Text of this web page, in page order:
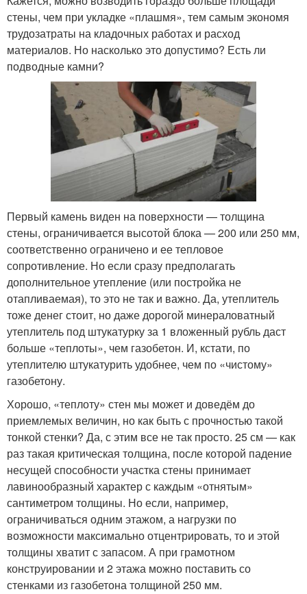
стены, чем при укладке «плашмя», тем самым экономя
трудозатраты на кладочных работах и расход
материалов. Но насколько это допустимо? Есть ли
подводные камни?
Первый камень виден на поверхности — толщина
стены, ограничивается высотой блока — 200 или 250 мм,
соответственно ограничено и ее тепловое
сопротивление. Но если сразу предполагать
дополнительное утепление (или постройка не
отапливаемая), то это не так и важно. Да, утеплитель
тоже денег стоит, но даже дорогой минераловатный
утеплитель под штукатурку за 1 вложенный рубль даст
больше «теплоты», чем газобетон. И, кстати, по
утеплителю штукатурить удобнее, чем по «чистому»
газобетону.
Хорошо, «теплоту» стен мы может и доведём до
приемлемых величин, но как быть с прочностью такой
тонкой стенки? Да, с этим все не так просто. 25 см — как
раз такая критическая толщина, после которой падение
несущей способности участка стены принимает
лавинообразный характер с каждым «отнятым»
сантиметром толщины. Но если, например,
ограничиваться одним этажом, а нагрузки по
возможности максимально отцентрировать, то и этой
толщины хватит с запасом. А при грамотном
конструировании и 2 этажа можно поставить со
стенками из газобетона толщиной 250 мм.